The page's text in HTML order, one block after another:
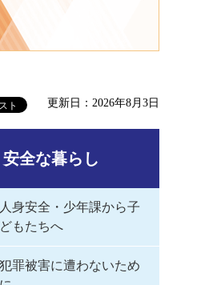
更新日：2026年8月3日
安全な暮らし
人身安全・少年課から子
どもたちへ
犯罪被害に遭わないため